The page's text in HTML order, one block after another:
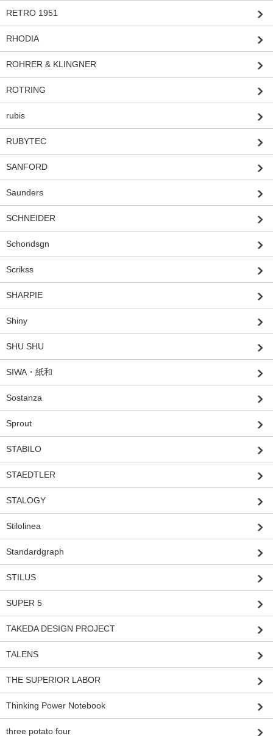
RETRO 1951
RHODIA
ROHRER & KLINGNER
ROTRING
rubis
RUBYTEC
SANFORD
Saunders
SCHNEIDER
Schondsgn
Scrikss
SHARPIE
Shiny
SHU SHU
SIWA・紙和
Sostanza
Sprout
STABILO
STAEDTLER
STALOGY
Stilolinea
Standardgraph
STILUS
SUPER 5
TAKEDA DESIGN PROJECT
TALENS
THE SUPERIOR LABOR
Thinking Power Notebook
three potato four